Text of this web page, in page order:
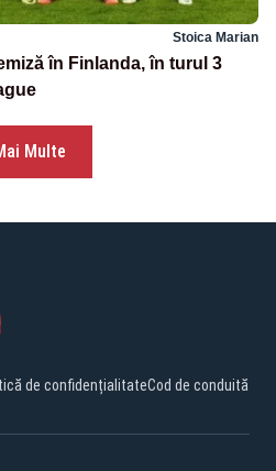
Stoica Marian
în Finlanda, în turul 3
Multe
de confidențialitateCod de conduită